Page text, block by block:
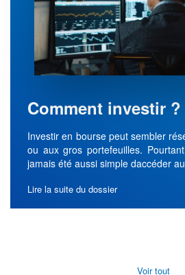
Comment investir ?
Investir en bourse peut sembler
ou aux gros portefeuilles.
jamais été aussi simple daccéder
Lire la suite du dossier
Voir tout